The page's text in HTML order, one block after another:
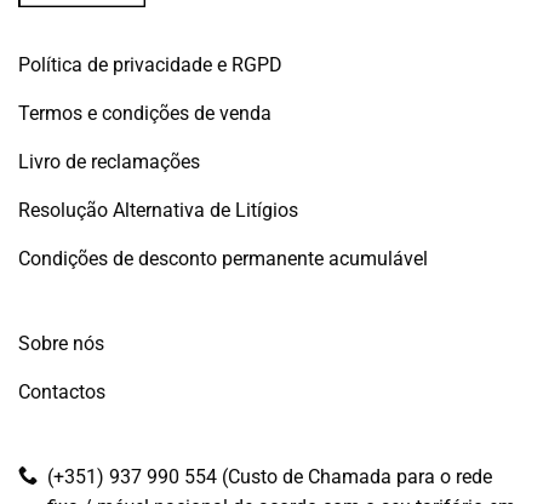
Política de privacidade e RGPD
Termos e condições de venda
Livro de reclamações
Resolução Alternativa de Litígios
Condições de desconto permanente acumulável
Sobre nós
Contactos
(+351) 937 990 554 (Custo de Chamada para o rede